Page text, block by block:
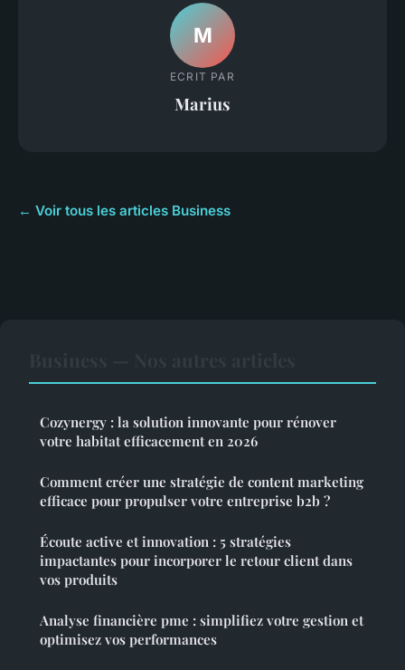
M
ECRIT PAR
Marius
← Voir tous les articles Business
Cozynergy : la solution innovante pour rénover
votre habitat efficacement en 2026
Comment créer une stratégie de content marketing
efficace pour propulser votre entreprise b2b ?
Écoute active et innovation : 5 stratégies
impactantes pour incorporer le retour client dans
vos produits
Analyse financière pme : simplifiez votre gestion et
optimisez vos performances